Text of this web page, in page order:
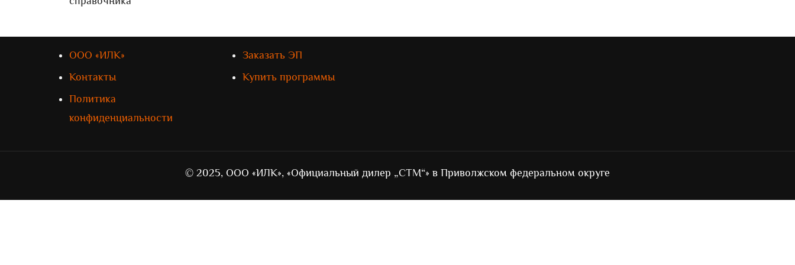
ООО «ИЛК»
Контакты
Политика
конфиденциальности
Заказать ЭП
Купить программы
© 2025, ООО «ИЛК», «Официальный дилер „СТМ“» в Приволжском федеральном округе